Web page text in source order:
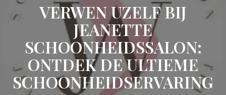
VERWEN UZELF BIJ
JEANETTE
SCHOONHEIDSSALON:
ONTDEK DE ULTIEME
SCHOONHEIDSERVARING